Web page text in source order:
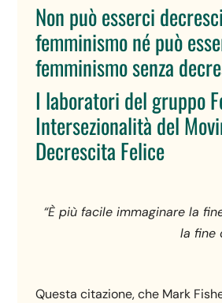
Non può esserci
femminismo né può
femminismo senza
I laboratori del gruppo
Intersezionalità del
Decrescita Felice
“È più facile immaginare la
la fine
Questa citazione, che Mark